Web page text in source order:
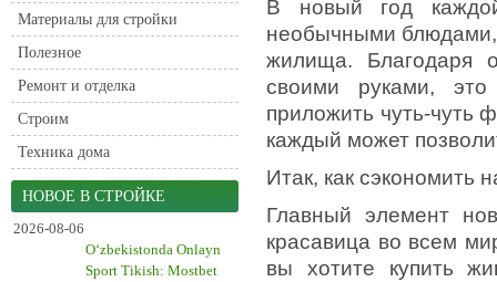
Материалы для стройки
Полезное
Ремонт и отделка
Строим
Техника дома
НОВОЕ В СТРОЙКЕ
2026-08-06
O‘zbekistonda Onlayn
Sport Tikish: Mostbet
В новый год
необычными блюдами,
жилища. Благодаря
своими руками,
приложить чуть-чуть
каждый может
Итак, как сэкономить
Главный элемент
красавица во всем
вы хотите купить